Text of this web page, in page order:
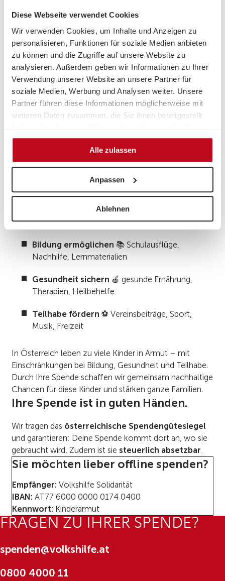
Diese Webseite verwendet Cookies
Wir verwenden Cookies, um Inhalte und Anzeigen zu
personalisieren, Funktionen für soziale Medien anbieten
zu können und die Zugriffe auf unsere Website zu
analysieren. Außerdem geben wir Informationen zu Ihrer
Verwendung unserer Website an unsere Partner für
soziale Medien, Werbung und Analysen weiter. Unsere
Partner führen diese Informationen möglicherweise mit
weiteren Daten zusammen, die Sie ihnen bereitgestellt
gesammelt haben.
Alle zulassen
Anpassen
Ablehnen
Armut auf.Für viele heißt das: zu wenig Platz, zu kalt
oder zu heiß, kein ruhiger Ort zum Lernen, kaum frische
Lebensmittel – und Momente, die andere für
selbstverständlich halten, bleiben unerreichbar. Armut
nimmt Kindern Chancen, die über ihre Zukunft
entscheiden.
Mit Ihrer Spende geben wir diesen Kindern Halt,
Teilhabe und neue Perspektiven.
Jede Unterstützung zählt.
50€
Betrag
eingeben
Was Ihre Spende bewirkt.
Bildung ermöglichen 📚 Schulausflüge,
Nachhilfe, Lernmaterialien
Gesundheit sichern 🍎 gesunde Ernährung,
Therapien, Heilbehelfe
Teilhabe fördern ⚽ Vereinsbeiträge, Sport,
Musik, Freizeit
In Österreich leben zu viele Kinder in Armut – mit
Einschränkungen bei Bildung, Gesundheit und Teilhabe.
Durch Ihre Spende schaffen wir gemeinsam nachhaltige
Chancen für diese Kinder und stärken ganze Familien.
Ihre Spende ist in guten Händen.
Wir tragen das österreichische Spendengütesiegel
und garantieren: Deine Spende kommt dort an, wo sie
gebraucht wird. Zudem ist sie steuerlich absetzbar.
Sie möchten lieber offline spenden?
Empfänger: Volkshilfe Solidarität
IBAN: AT77 6000 0000 0174 0400
Kennwort: Kinderarmut
FRAGEN ZU IHRER SPENDE?
spenden@volkshilfe.at
0800 4000 11